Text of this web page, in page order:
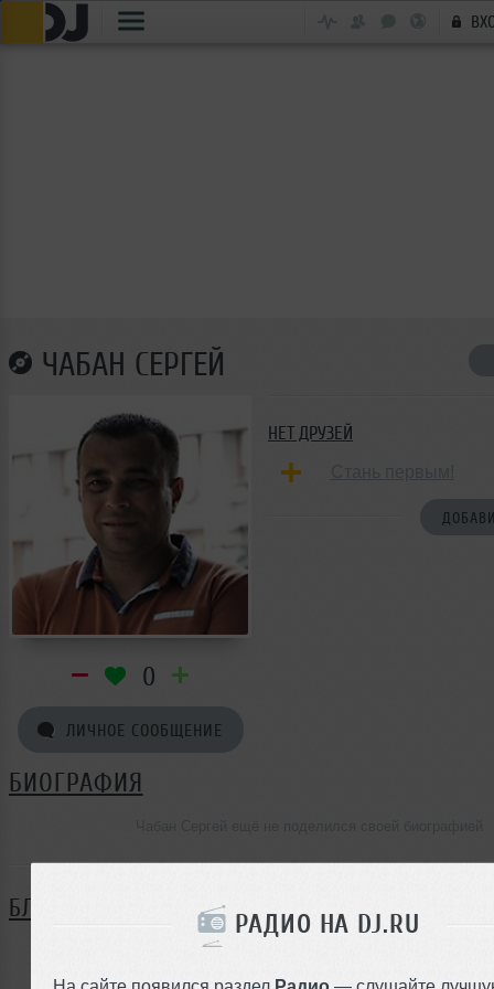
РАДИО НА DJ.RU
На сайте появился раздел Радио — слушайте
ЧАБАН СЕРГЕЙ
0
ЛИЧНОЕ СООБЩЕНИЕ
НЕТ ДРУЗЕЙ
БИОГРАФИЯ
БЛОГ